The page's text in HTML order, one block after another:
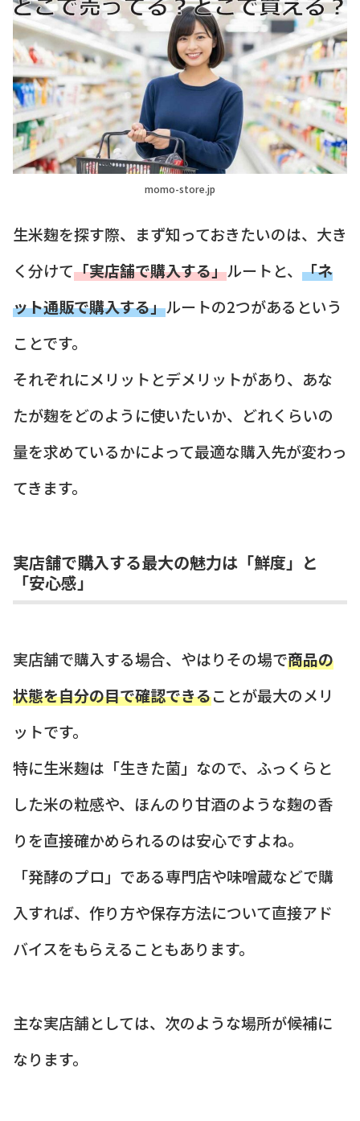
momo-store.jp
生米麹を探す際、まず知っておきたいのは、大き
く分けて「実店舗で購入する」ルートと、 「ネ
ット通販で購入する」ルートの2つがあるという
ことです。
それぞれにメリットとデメリットがあり、あな
たが麹をどのように使いたいか、どれくらいの
量を求めているかによって最適な購入先が変わっ
てきます。
実店舗で購入する最大の魅力は「鮮度」と
「安心感」
実店舗で購入する場合、やはりその場で商品の
状態を自分の目で確認できることが最大のメリ
ットです。
特に生米麹は「生きた菌」なので、ふっくらと
した米の粒感や、ほんのり甘酒のような麹の香
りを直接確かめられるのは安心ですよね。
「発酵のプロ」である専門店や味噌蔵などで購
入すれば、作り方や保存方法について直接アド
バイスをもらえることもあります。
主な実店舗としては、次のような場所が候補に
なります。